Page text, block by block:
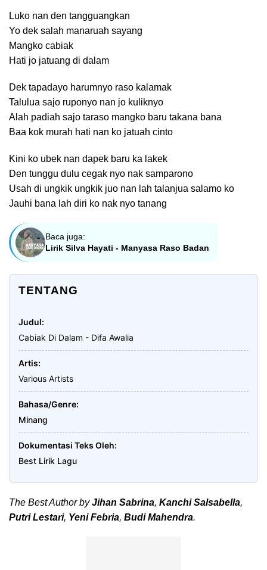
Luko nan den tangguangkan
Yo dek salah manaruah sayang
Mangko cabiak
Hati jo jatuang di dalam
Dek tapadayo harumnyo raso kalamak
Talulua sajo ruponyo nan jo kuliknyo
Alah padiah sajo taraso mangko baru takana bana
Baa kok murah hati nan ko jatuah cinto
Kini ko ubek nan dapek baru ka lakek
Den tunggu dulu cegak nyo nak samparono
Usah di ungkik ungkik juo nan lah talanjua salamo ko
Jauhi bana lah diri ko nak nyo tanang
Baca juga:
Lirik Silva Hayati - Manyasa Raso Badan
TENTANG
Judul
Cabiak Di Dalam - Difa Awalia
Artis
Various Artists
Bahasa/Genre
Minang
Dokumentasi Teks Oleh
Best Lirik Lagu
The Best Author byJihan Sabrina, Kanchi Salsabella,
Putri Lestari, Yeni Febria, Budi Mahendra.